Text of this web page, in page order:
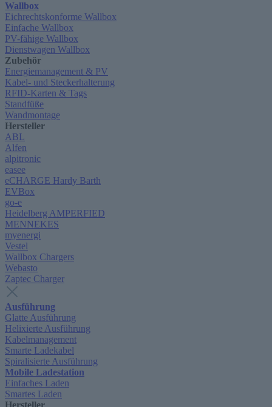
Wallbox
Eichrechtskonforme Wallbox
Einfache Wallbox
PV-fähige Wallbox
Dienstwagen Wallbox
Zubehör
Energiemanagement & PV
Kabel- und Steckerhalterung
RFID-Karten & Tags
Standfüße
Wandmontage
Hersteller
ABL
Alfen
alpitronic
easee
eCHARGE Hardy Barth
EVBox
go-e
Heidelberg AMPERFIED
MENNEKES
myenergi
Vestel
Wallbox Chargers
Webasto
Zaptec Charger
Ausführung
Glatte Ausführung
Helixierte Ausführung
Kabelmanagement
Smarte Ladekabel
Spiralisierte Ausführung
Mobile Ladestation
Einfaches Laden
Smartes Laden
Hersteller